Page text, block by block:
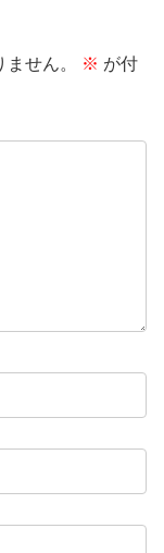
せん。 ※ が付